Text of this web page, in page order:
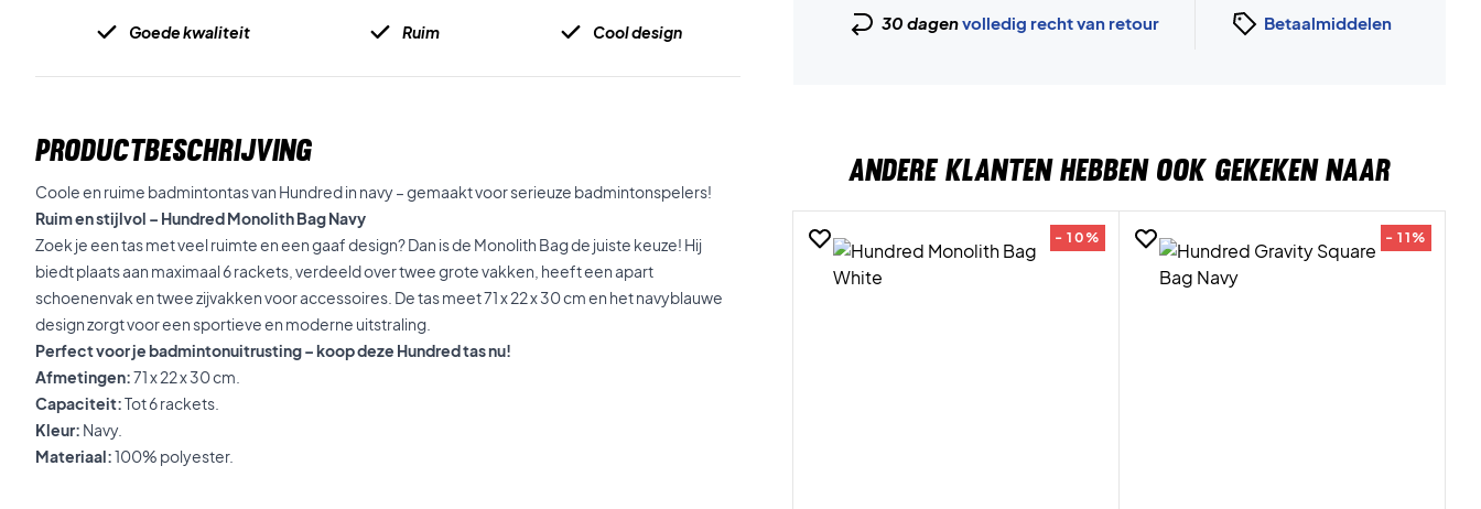
Goede kwaliteit Ruim Cool design
PRODUCTBESCHRIJVING
Coole en ruime badmintontas van Hundred in navy – gemaakt voor serieuze badmintonspelers!
Ruim en stijlvol – Hundred Monolith Bag Navy
Zoek je een tas met veel ruimte en een gaaf design? Dan is de Monolith Bag de juiste keuze! Hij
biedt plaats aan maximaal 6 rackets, verdeeld over twee grote vakken, heeft een apart
schoenenvak en twee zijvakken voor accessoires. De tas meet 71 x 22 x 30 cm en het navyblauwe
design zorgt voor een sportieve en moderne uitstraling.
Perfect voor je badmintonuitrusting – koop deze Hundred tas nu!
Afmetingen:71 x 22 x 30 cm.
Capaciteit:Tot 6 rackets.
Kleur: Navy.
Materiaal:100% polyester.
30 dagenvolledig recht van retour Betaalmiddelen
ANDERE KLANTEN HEBBEN OOK GEKEKEN NAAR
- 10% - 11%